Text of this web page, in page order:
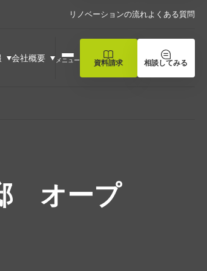
リノベーションの流れよくある質問
会社概要 メニュー 資料請求 相談してみる
オープ